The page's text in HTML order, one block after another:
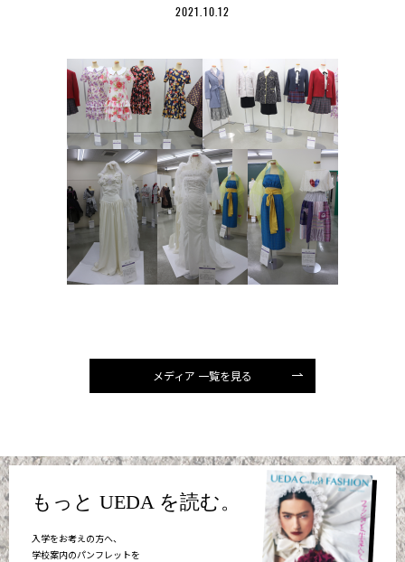
2021.10.12
メディア 一覧を見る
もっと UEDA を読む。
入学をお考えの方へ、
学校案内のパンフレットを